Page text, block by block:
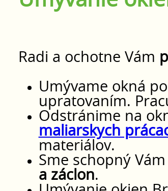
Radi a ochotne Vám
Umývame okná
upratovaním.
Odstránime na
maliarskych
materiálov.
Sme schopný
a záclon.